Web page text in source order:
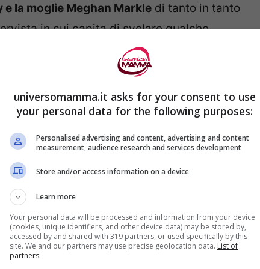
e la moglie Meghan Markle di tanto in tanto
in cui capita di svelare qualche
provata famigliare.
recentemente rilanciato un’intervista al
universomamma.it asks for your consent to use
your personal data for the following purposes:
Personalised advertising and content, advertising and content
measurement, audience research and services development
Store and/or access information on a device
Learn more
Your personal data will be processed and information from your device
(cookies, unique identifiers, and other device data) may be stored by,
accessed by and shared with 319 partners, or used specifically by this
site. We and our partners may use precise geolocation data. List of
partners.